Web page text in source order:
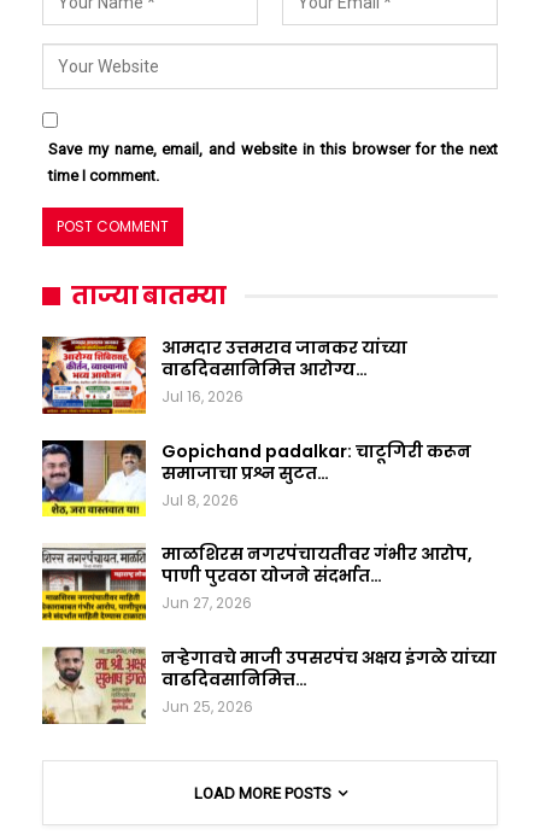
Save my name, email, and website in this browser for the next
time I comment.
ताज्या बातम्या
आमदार उत्तमराव जानकर यांच्या
वाढदिवसानिमित्त आरोग्य…
Jul 16, 2026
Gopichand padalkar: चाटूगिरी करून
समाजाचा प्रश्न सुटत…
Jul 8, 2026
माळशिरस नगरपंचायतीवर गंभीर आरोप,
पाणी पुरवठा योजने संदर्भात…
Jun 27, 2026
नऱ्हेगावचे माजी उपसरपंच अक्षय इंगळे यांच्या
वाढदिवसानिमित्त…
Jun 25, 2026
LOAD MORE POSTS